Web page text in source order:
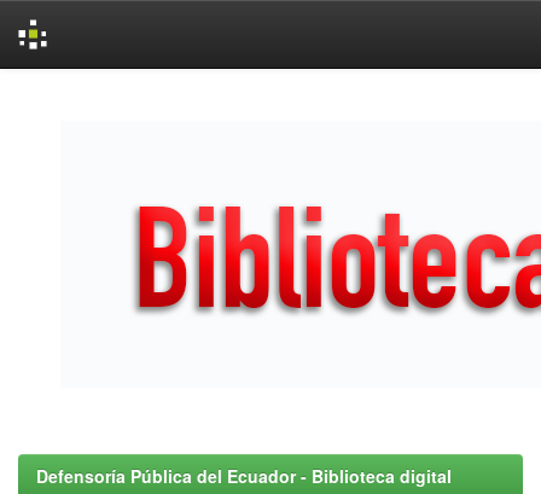
Defensoría Pública del Ecuador - Biblioteca digital